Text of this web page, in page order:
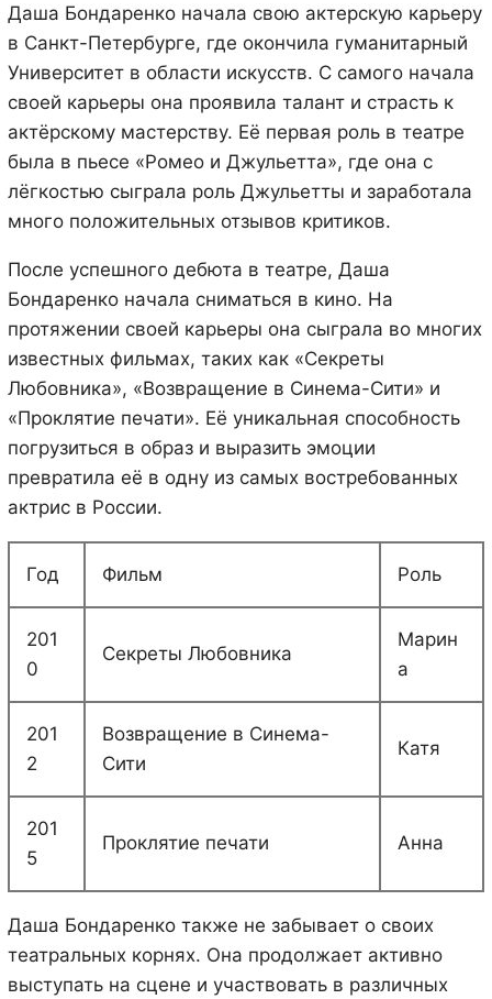
Даша Бондаренко начала свою актерскую карьеру
в Санкт-Петербурге, где окончила гуманитарный
Университет в области искусств. С самого начала
своей карьеры она проявила талант и страсть к
актёрскому мастерству. Её первая роль в театре
была в пьесе «Ромео и Джульетта», где она с
лёгкостью сыграла роль Джульетты и заработала
много положительных отзывов критиков.
После успешного дебюта в театре, Даша
Бондаренко начала сниматься в кино. На
протяжении своей карьеры она сыграла во многих
известных фильмах, таких как «Секреты
Любовника», «Возвращение в Синема-Сити» и
«Проклятие печати». Её уникальная способность
погрузиться в образ и выразить эмоции
превратила её в одну из самых востребованных
актрис в России.
Год Фильм Роль
201
0
Секреты Любовника
Марин
а
201
2
Возвращение в Синема-
Сити
Катя
201
5
Проклятие печати Анна
Даша Бондаренко также не забывает о своих
театральных корнях. Она продолжает активно
выступать на сцене и участвовать в различных